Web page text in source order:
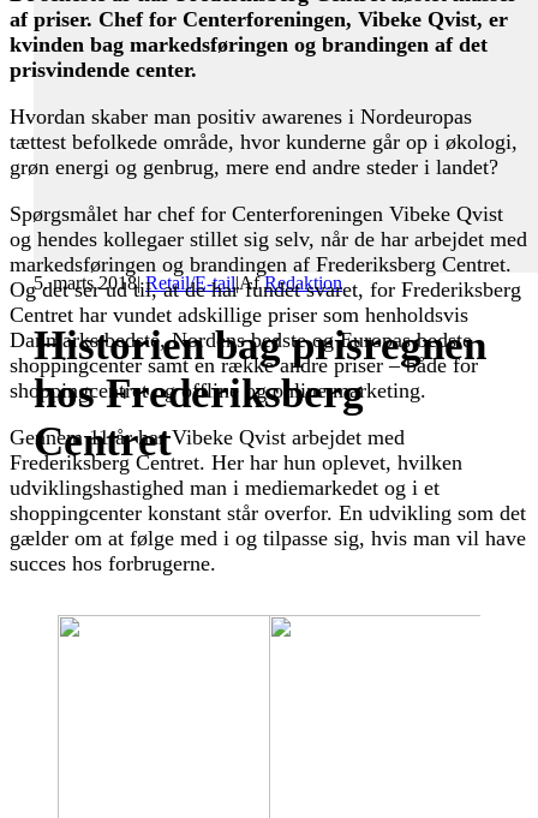
5. marts 2018| Retail/E-tail|AfRedaktion
Historien bag prisregnen
hos Frederiksberg
Centret
af priser. Chef for Centerforeningen, Vibeke Qvist, er
kvinden bag markedsføringen og brandingen af det
prisvindende center.
Hvordan skaber man positiv awarenes i Nordeuropas
tættest befolkede område, hvor kunderne går op i økologi,
grøn energi og genbrug, mere end andre steder i landet?
Spørgsmålet har chef for Centerforeningen Vibeke Qvist
og hendes kollegaer stillet sig selv, når de har arbejdet med
markedsføringen og brandingen af Frederiksberg Centret.
Og det ser ud til, at de har fundet svaret, for Frederiksberg
Centret har vundet adskillige priser som henholdsvis
Danmarks bedste, Nordens bedste og Europas bedste
shoppingcenter samt en række andre priser – både for
shoppingcentret og offline og online marketing.
Gennem 11 år har Vibeke Qvist arbejdet med
Frederiksberg Centret. Her har hun oplevet, hvilken
udviklingshastighed man i mediemarkedet og i et
shoppingcenter konstant står overfor. En udvikling som det
gælder om at følge med i og tilpasse sig, hvis man vil have
succes hos forbrugerne.